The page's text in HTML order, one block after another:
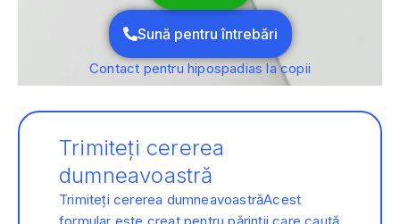
Sună pentru întrebări
Contact pentru hipospadias la copii
Trimiteți cererea
dumneavoastră
Trimiteți cererea dumneavoastrăAcest